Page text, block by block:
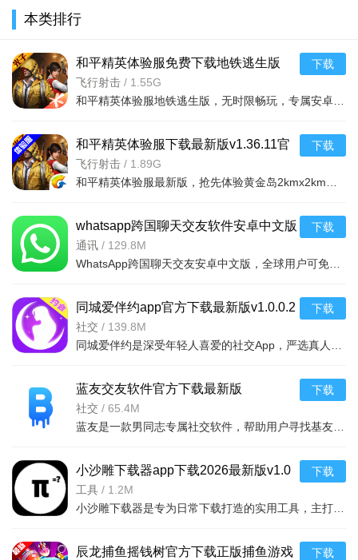
v1.36.11官
最新版v1.3
本类排行
和平精英体验服免费下载地铁逃生版
v1.36.11安卓版
飞行射击 / 1.55G
下载
和平精英体验服下载最新版v1.36.11官
方版
飞行射击 / 1.89G
下载
whatsapp跨国聊天交友软件安卓中文版
v2.26.12.72安卓版
通讯 / 129.8M
下载
同城爱伴约app官方下载最新版v1.0.0.2
安卓最新版
社交 / 139.8M
下载
蓝友交友软件官方下载最新版
2026v4.3.0安卓版
社交 / 65.4M
下载
小沙雕下载器app下载2026最新版v1.0
安卓版
工具 / 1.2M
下载
辰龙捕鱼摇钱树官方下载正版捕鱼游戏
下载